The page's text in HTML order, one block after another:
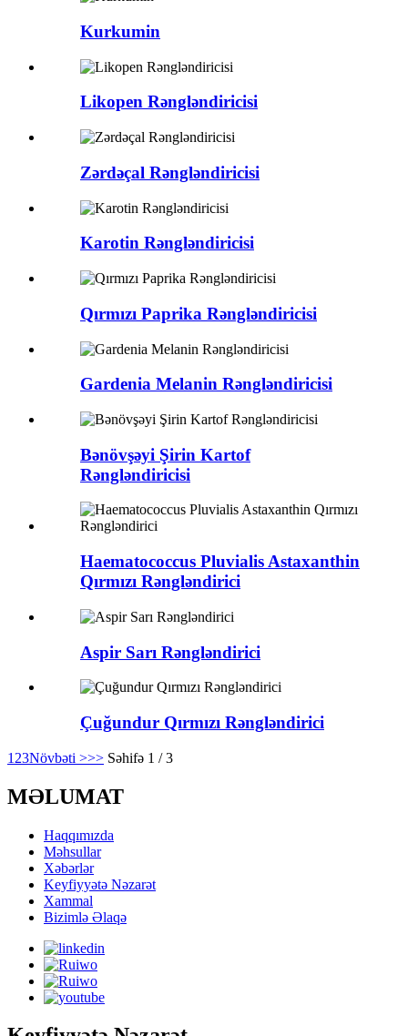
Kurkumin
Likopen Rəngləndiricisi
Zərdəçal Rəngləndiricisi
Karotin Rəngləndiricisi
Qırmızı Paprika Rəngləndiricisi
Gardenia Melanin Rəngləndiricisi
Bənövşəyi Şirin Kartof
Rəngləndiricisi
Haematococcus Pluvialis Astaxanthin
Qırmızı Rəngləndirici
Aspir Sarı Rəngləndirici
Çuğundur Qırmızı Rəngləndirici
1 23Növbəti >>> Səhifə 1 / 3
MƏLUMAT
Haqqımızda
Məhsullar
Xəbərlər
Keyfiyyətə Nəzarət
Xammal
Bizimlə Əlaqə